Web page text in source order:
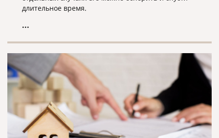
длительное время.
...